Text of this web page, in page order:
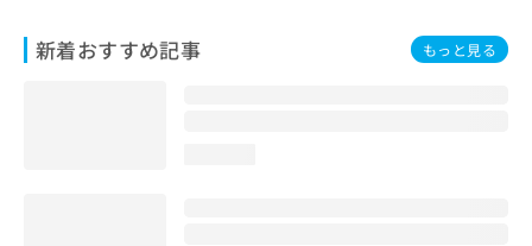
新着おすすめ記事 もっと見る
問
い